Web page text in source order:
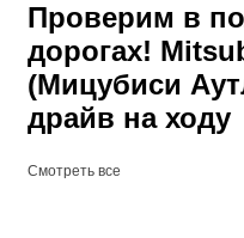
Проверим в
дорогах!
(Мицубиси
драйв на ходу
Смотреть все